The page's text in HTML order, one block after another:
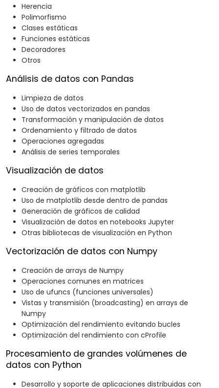
Herencia
Polimorfismo
Clases estáticas
Funciones estáticas
Decoradores
Otros
Análisis de datos con Pandas
Limpieza de datos
Uso de datos vectorizados en pandas
Transformación y manipulación de datos
Ordenamiento y filtrado de datos
Operaciones agregadas
Análisis de series temporales
Visualización de datos
Creación de gráficos con matplotlib
Uso de matplotlib desde dentro de pandas
Generación de gráficos de calidad
Visualización de datos en notebooks Jupyter
Otras bibliotecas de visualización en Python
Vectorización de datos con Numpy
Creación de arrays de Numpy
Operaciones comunes en matrices
Uso de ufuncs (funciones universales)
Vistas y transmisión (broadcasting) en arrays de
Numpy
Optimización del rendimiento evitando bucles
Optimización del rendimiento con cProfile
Procesamiento de grandes volúmenes de
datos con Python
Desarrollo y soporte de aplicaciones distribuidas con